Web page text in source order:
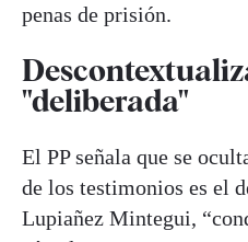
penas de prisión.
"deliberada"
El PP señala que se
de los testimonios es el
Lupiañez Mintegui,